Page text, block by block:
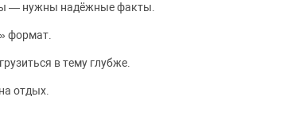
— нужны надёжные факты.
формат.
в тему глубже.
отдых.